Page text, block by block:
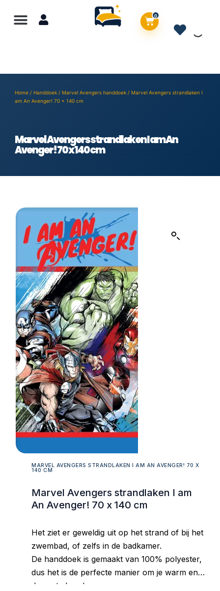
0
Home / Handdoek / Marvel Avengers handdoek / Marvel Avengers strandlaken I
am An Avenger! 70 x 140 cm
Marvel Avengers strandlaken I am An
Avenger! 70 x 140 cm
MARVEL AVENGERS STRANDLAKEN I AM AN AVENGER! 70 X
140 CM
Marvel Avengers strandlaken I am
An Avenger! 70 x 140 cm
Het ziet er geweldig uit op het strand of bij het
zwembad, of zelfs in de badkamer.
De handdoek is gemaakt van 100% polyester,
dus het is de perfecte manier om je warm en
droog te houden.